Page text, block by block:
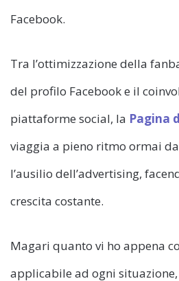
Facebook.
Tra l’ottimizzazione della
del profilo Facebook e il
piattaforme social, la Pagina
viaggia a pieno ritmo ormai
l’ausilio dell’advertising,
crescita costante.
Magari quanto vi ho appena
applicabile ad ogni situazione,